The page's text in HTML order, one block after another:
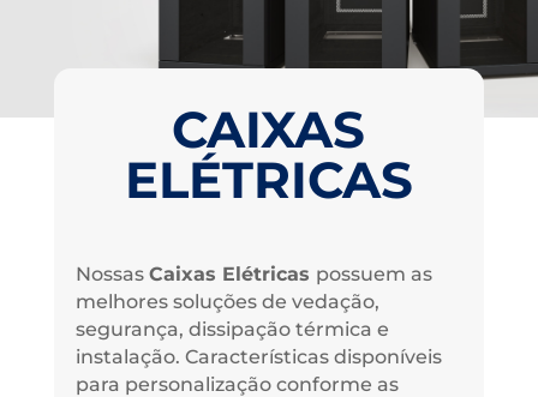
CAIXAS
ELÉTRICAS
Nossas Caixas Elétricas possuem as
melhores soluções de vedação,
segurança, dissipação térmica e
instalação. Características disponíveis
para personalização conforme as